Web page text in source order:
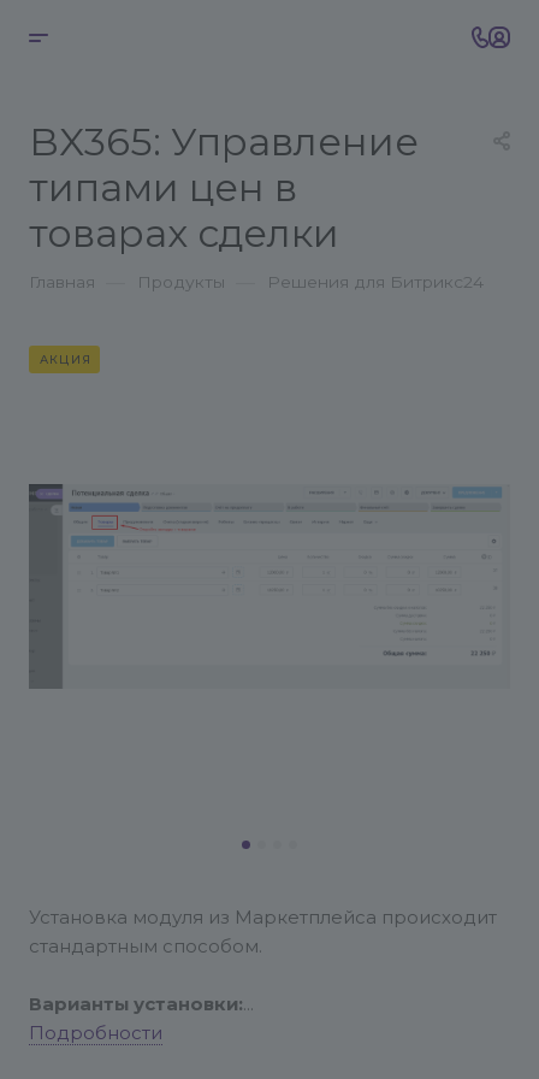
BX365: Управление
типами цен в
товарах сделки
Главная Продукты Решения для Битрикс24
АКЦИЯ
Установка модуля из Маркетплейса происходит
стандартным способом.
Варианты установки:
Подробности